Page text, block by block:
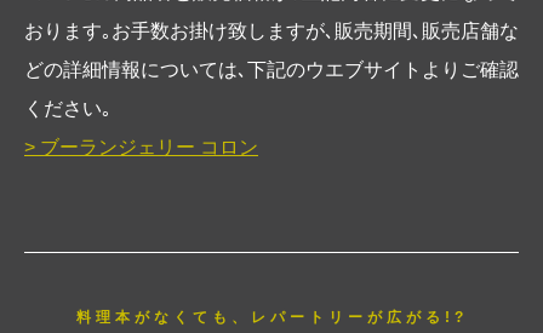
おります｡お手数お掛け致しますが､販売期間､販売店舗な
どの詳細情報については､下記のウエブサイトよりご確認
ください｡
> ブーランジェリー コロン
料理本がなくても、レパートリーが広がる!?